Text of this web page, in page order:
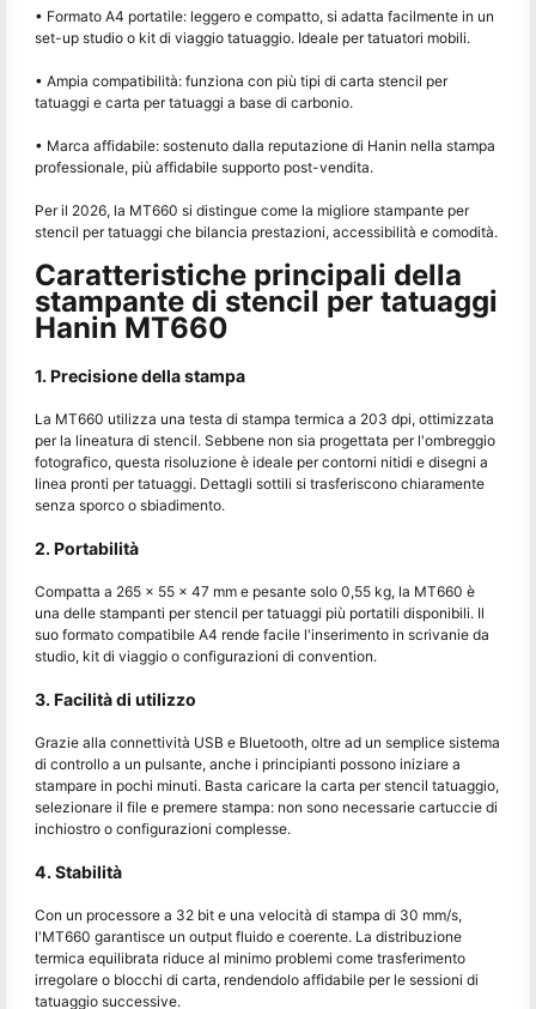
• Formato A4 portatile: leggero e compatto, si adatta facilmente in un
set-up studio o kit di viaggio tatuaggio. Ideale per tatuatori mobili.
• Ampia compatibilità: funziona con più tipi di carta stencil per
tatuaggi e carta per tatuaggi a base di carbonio.
• Marca affidabile: sostenuto dalla reputazione di Hanin nella stampa
professionale, più affidabile supporto post-vendita.
Per il 2026, la MT660 si distingue come la migliore stampante per
stencil per tatuaggi che bilancia prestazioni, accessibilità e comodità.
Caratteristiche principali della
stampante di stencil per tatuaggi
Hanin MT660
1. Precisione della stampa
La MT660 utilizza una testa di stampa termica a 203 dpi, ottimizzata
per la lineatura di stencil. Sebbene non sia progettata per l'ombreggio
fotografico, questa risoluzione è ideale per contorni nitidi e disegni a
linea pronti per tatuaggi. Dettagli sottili si trasferiscono chiaramente
senza sporco o sbiadimento.
2. Portabilità
Compatta a 265 × 55 × 47 mm e pesante solo 0,55 kg, la MT660 è
una delle stampanti per stencil per tatuaggi più portatili disponibili. Il
suo formato compatibile A4 rende facile l'inserimento in scrivanie da
studio, kit di viaggio o configurazioni di convention.
3. Facilità di utilizzo
Grazie alla connettività USB e Bluetooth, oltre ad un semplice sistema
di controllo a un pulsante, anche i principianti possono iniziare a
stampare in pochi minuti. Basta caricare la carta per stencil tatuaggio,
selezionare il file e premere stampa: non sono necessarie cartuccie di
inchiostro o configurazioni complesse.
4. Stabilità
Con un processore a 32 bit e una velocità di stampa di 30 mm/s,
l'MT660 garantisce un output fluido e coerente. La distribuzione
termica equilibrata riduce al minimo problemi come trasferimento
irregolare o blocchi di carta, rendendolo affidabile per le sessioni di
tatuaggio successive.